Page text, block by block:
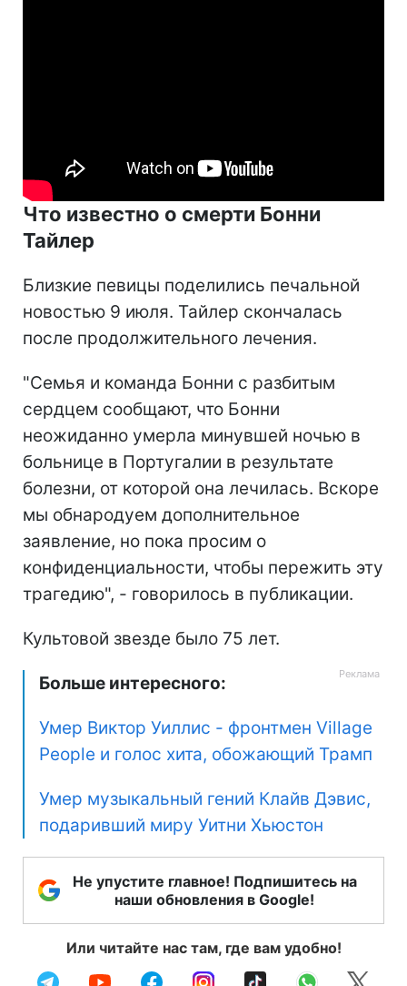
Что известно о смерти Бонни
Тайлер
Близкие певицы поделились печальной
новостью 9 июля. Тайлер скончалась
после продолжительного лечения.
"Семья и команда Бонни с разбитым
сердцем сообщают, что Бонни
неожиданно умерла минувшей ночью в
больнице в Португалии в результате
болезни, от которой она лечилась. Вскоре
мы обнародуем дополнительное
заявление, но пока просим о
конфиденциальности, чтобы пережить эту
трагедию", - говорилось в публикации.
Культовой звезде было 75 лет.
Больше интересного:
Умер Виктор Уиллис - фронтмен Village
People и голос хита, обожающий Трамп
Умер музыкальный гений Клайв Дэвис,
подаривший миру Уитни Хьюстон
Не упустите главное! Подпишитесь на
наши обновления в Google!
Или читайте нас там, где вам удобно!